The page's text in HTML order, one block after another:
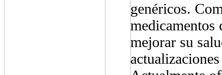
genéricos.
medicamentos
mejorar su